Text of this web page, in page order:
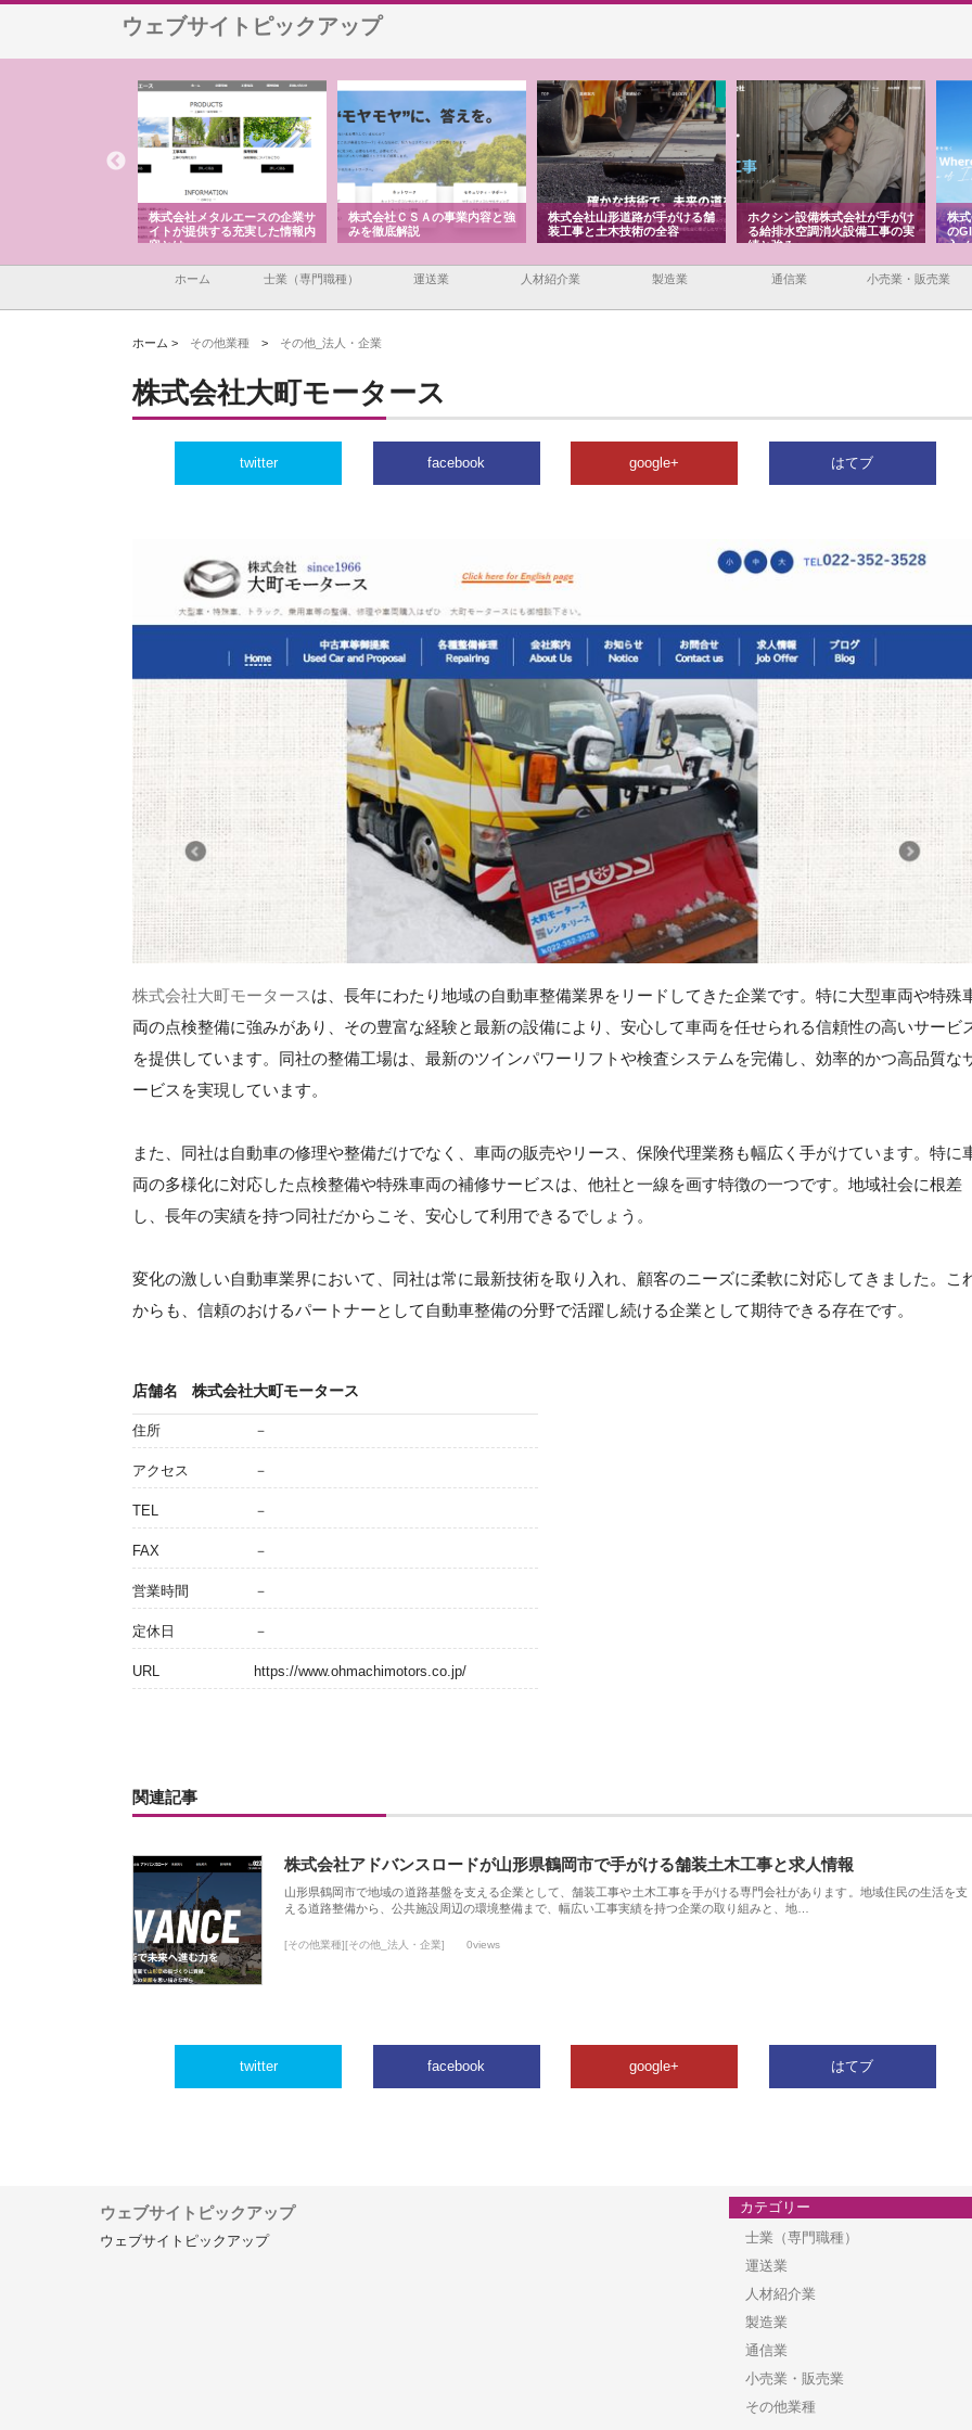
ウェブサイトピックアップ
会社メタルエースの企業サ
が提供する充実した情報内
株式会社ＣＳＡの事業内容と強
みを徹底解説
株式会社山形道路が手がける舗
装工事と土木技術の全容
ホクシン設備株式会社が手がけ
る給排水空調消火設備工事の実
績と強み
株式会社東京シー・エム・シー
のGISインフラ管理システム導
入メリット
ホーム 士業（専門職種） 運送業 人材紹介業 製造業 通信業 小売業・販売業
ホーム > その他業種 > その他_法人・企業
株式会社大町モータース
twitter facebook google+ はてブ
株式会社大町モータース は、長年にわたり地域の自動車整備業界をリードしてきた企業です。特に大型車両や特殊
両の点検整備に強みがあり、その豊富な経験と最新の設備により、安心して車両を任せられる信頼性の高いサービ
を提供しています。同社の整備工場は、最新のツインパワーリフトや検査システムを完備し、効率的かつ高品質な
ービスを実現しています。
また、同社は自動車の修理や整備だけでなく、車両の販売やリース、保険代理業務も幅広く手がけています。特に
両の多様化に対応した点検整備や特殊車両の補修サービスは、他社と一線を画す特徴の一つです。地域社会に根差
し、長年の実績を持つ同社だからこそ、安心して利用できるでしょう。
変化の激しい自動車業界において、同社は常に最新技術を取り入れ、顧客のニーズに柔軟に対応してきました。こ
からも、信頼のおけるパートナーとして自動車整備の分野で活躍し続ける企業として期待できる存在です。
店舗名 株式会社大町モータース
住所 －
アクセス －
TEL －
FAX －
営業時間 －
定休日 －
URL https://www.ohmachimotors.co.jp/
関連記事
株式会社アドバンスロードが山形県鶴岡市で手がける舗装土木工事と求人情報
山形県鶴岡市で地域の道路基盤を支える企業として、舗装工事や土木工事を手がける専門会社があります。地域住民の生活を支
える道路整備から、公共施設周辺の環境整備まで、幅広い工事実績を持つ企業の取り組みと、地…
[その他業種][その他_法人・企業] 0views
twitter facebook google+ はてブ
ウェブサイトピックアップ
ウェブサイトピックアップ
カテゴリー
士業（専門職種）
運送業
人材紹介業
製造業
通信業
小売業・販売業
その他業種